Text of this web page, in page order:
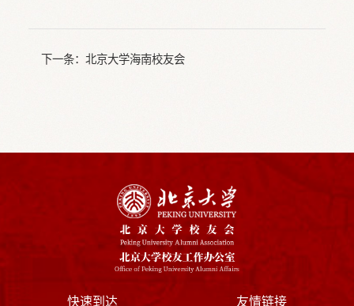
下一条： 北京大学海南校友会
快速到达 友情链接